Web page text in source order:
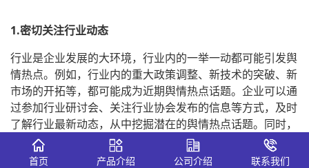
1.密切关注行业动态
行业是企业发展的大环境，行业内的一举一动都可能引发舆
情热点。例如，行业内的重大政策调整、新技术的突破、新
市场的开拓等，都可能成为近期舆情热点话题。企业可以通
过参加行业研讨会、关注行业协会发布的信息等方式，及时
了解行业最新动态，从中挖掘潜在的舆情热点话题。同时，
企业还可以与行业内的专家、学者保持密切联系，借助他们
的专业知识和敏锐洞察力，为企业提供有关舆情热点话题的
首页 产品介绍 公司介绍 联系我们